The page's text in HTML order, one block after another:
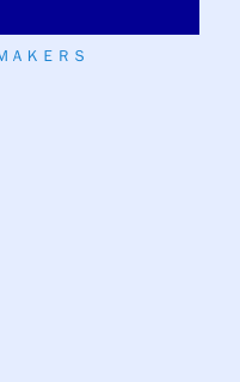
ＫＥＲＳ